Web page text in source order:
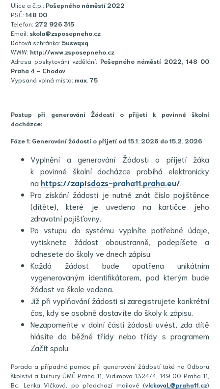
Ulice a č.p.: Pošepného náměstí 2022
PSČ: 148 00
Telefon: 272 926 315
Email: skola@zsposepneho.cz
Datová schránka: 5uswqxq
WWW: http://www.zsposepneho.cz
Adresa poskytování vzdělání: Pošepného náměstí 2022, 148 00
Praha 4 – Chodov
Vypsaná volná místa: max. 75
Postup při generování Žádostí o přijetí k povinné školní
docházce:
Fáze 1: Generování žádostí o přijetí od 15.1. 2026 do 15.2. 2026
Vyplnění a generování Žádosti o přijetí žáka
k povinné školní docházce probíhá elektronicky
na https://zapisdozs-praha11.praha.eu/
Pro získání žádosti je nutné znát číslo pojištěnce
(dítěte), které je uvedeno na kartičce jeho
zdravotní pojišťovny.
Po vstupu do systému vyplníte potřebné údaje,
vytisknete žádost oboustranně, podepíšete a
odnesete do školy ve dnech zápisu.
Každá žádost bude opatřena unikátním
vygenerovaným identifikátorem, pod kterým bude
žádost ve škole vedena.
Již při vyplňování žádosti si zaregistrujete konkrétní
čas, kdy se osobně dostavíte do školy k zápisu.
Nezapomeňte v dolní části žádosti uvést, zda dítě
hlásíte do běžné třídy nebo třídy s programem
Začít spolu.
Porada a případná pomoc při generování žádostí také na Odboru
školství a kultury ÚMČ Praha 11, Vidimova 1324/4, 149 00 Praha 11,
Bc. Lenka Vlčková, po předchozí mailové (vlckovaL@praha11.cz)